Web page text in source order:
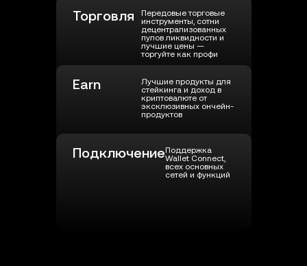
Торговля
Передовые торговые
инструменты, сотни
децентрализованных
пулов ликвидности и
лучшие цены —
торгуйте как профи
Earn
Лучшие продукты для
стейкинга и доход в
криптовалюте от
эксклюзивных ончейн-
продуктов
ПодключениеПоддержка
Wallet Connect,
всех основных
сетей и функций